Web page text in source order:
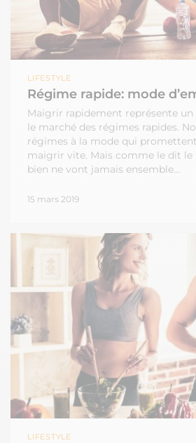
LIFESTYLE
Régime rapide: mode
Maigrir rapidement représente
le marché des régimes rapides.
régimes à la mode qui
maigrir vite. Mais comme le dit le
bien ne vont jamais ensemble…
15 mars 2019
LIFESTYLE